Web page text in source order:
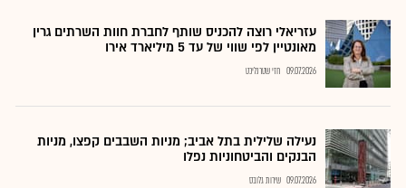
עזריאלי רוצה להכניס שותף לחברת חוות השרתים גרין
מאונטיין לפי שווי של עד 5 מיליארד אירו
09.07.2026 חזי שטרנליכט
נעילה שלילית בתל אביב; מניות השבבים קפצו, מניות
הבנקים והביטחוניות נפלו
09.07.2026 שירות גלובס